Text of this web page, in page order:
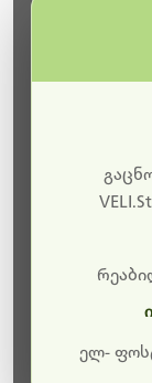
ბოდიშს
მალე
ელ-